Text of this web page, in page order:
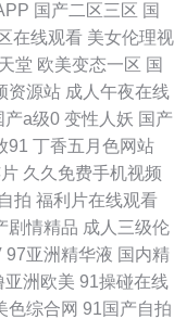
成人AV网 夜夜骑换妻
加勒比综合色网 丁香
激情A片 九一叉叉叉 91
电影 91新人视频 超碰
草草人人人 91视频在线
产二区三区三州 色悠悠
国产二区三区 国
在线观看 美女伦理视
堂 欧美变态一区 国
资源站 成人午夜在线
产a级0 变性人妖 国产
91 丁香五月色网站
久久免费手机视频
拍 福利片在线观看
剧情精品 成人三级伦
97亚洲精华液 国内精
亚洲欧美 91操碰在线
色综合网 91国产自拍